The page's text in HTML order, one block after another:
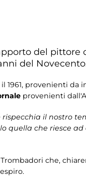
del pittore
del
il 1961, provenienti
provenienti
il nostro
quella che riesce
che,